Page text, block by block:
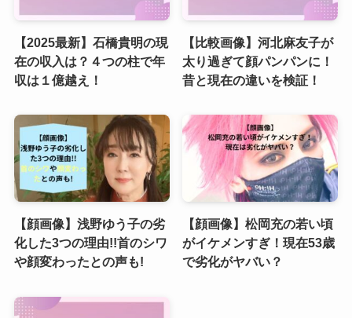
【2025最新】石橋貴明の現
在の収入は？４つの柱で年
収は１億越え！
【比較画像】河北麻友子が
太り過ぎて顔パンパンに！
昔と現在の違いを検証！
【顔画像】浅野ゆう子の劣
化した3つの理由!!首のシワ
や顔変わったとの声も!
【顔画像】松岡充の若い頃
がイケメンすぎ！現在53歳
で劣化がヤバい？